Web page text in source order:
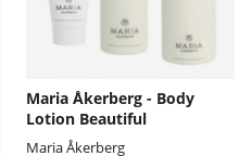
Maria Åkerberg - Body
Lotion Beautiful
Maria Åkerberg